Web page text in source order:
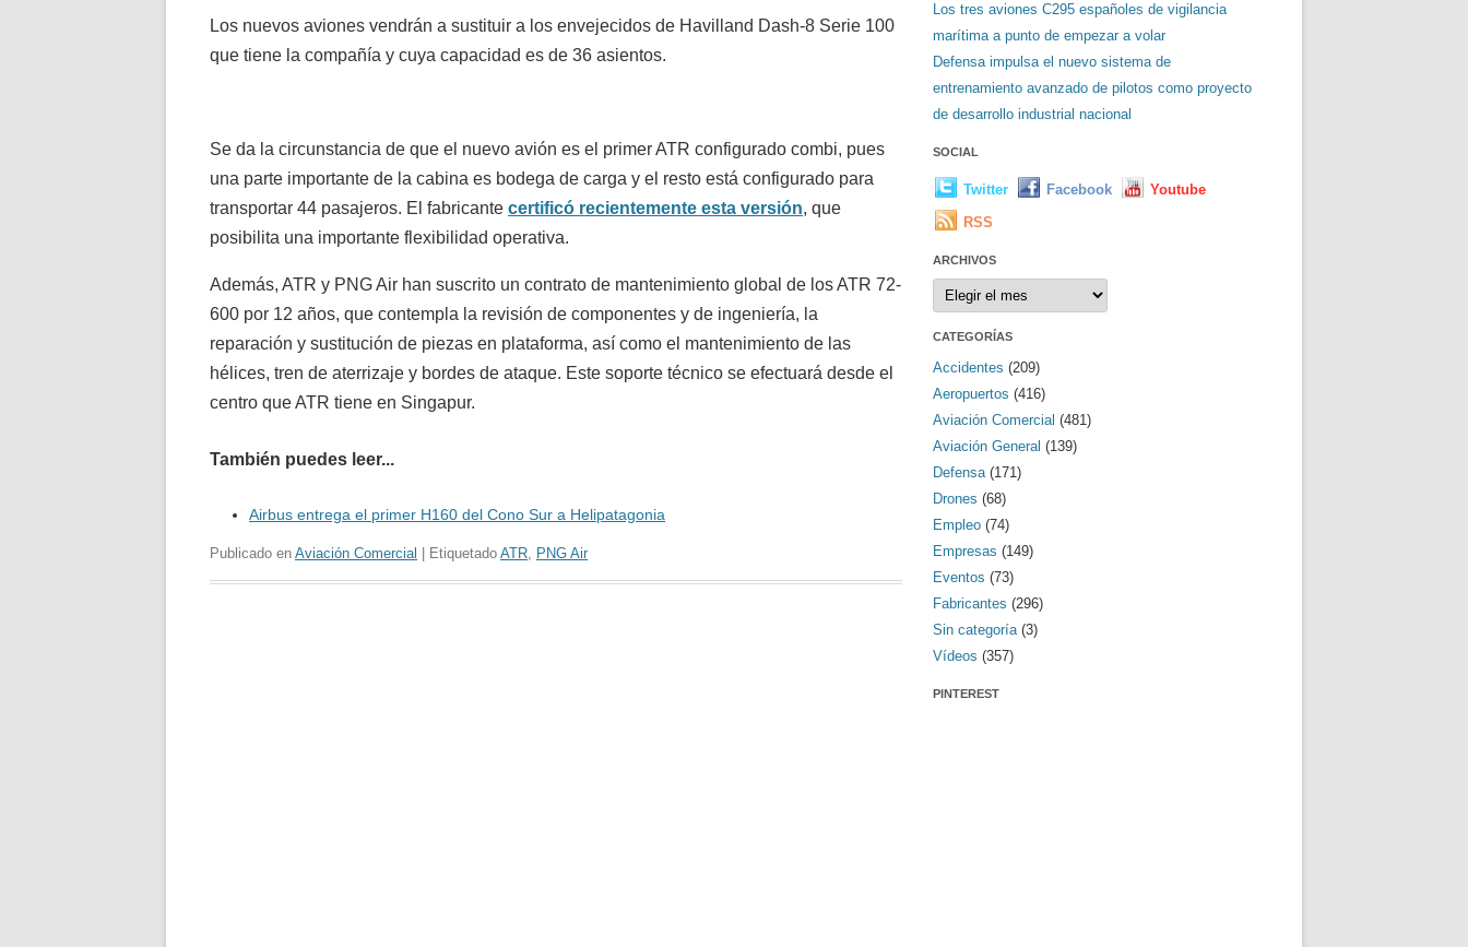
Los nuevos aviones vendrán a sustituir a los envejecidos de Havilland Dash-8 Serie 100
que tiene la compañía y cuya capacidad es de 36 asientos.
Se da la circunstancia de que el nuevo avión es el primer ATR configurado combi, pues
una parte importante de la cabina es bodega de carga y el resto está configurado para
transportar 44 pasajeros. El fabricante certificó recientemente esta versión, que
posibilita una importante flexibilidad operativa.
Además, ATR y PNG Air han suscrito un contrato de mantenimiento global de los ATR 72-
600 por 12 años, que contempla la revisión de componentes y de ingeniería, la
reparación y sustitución de piezas en plataforma, así como el mantenimiento de las
hélices, tren de aterrizaje y bordes de ataque. Este soporte técnico se efectuará desde el
centro que ATR tiene en Singapur.
También puedes leer...
Airbus entrega el primer H160 del Cono Sur a Helipatagonia
Publicado en Aviación Comercial | Etiquetado ATR PNG Air
Los tres aviones C295 españoles de vigilancia
marítima a punto de empezar a volar
Defensa impulsa el nuevo sistema de
entrenamiento avanzado de pilotos como proyecto
de desarrollo industrial nacional
SOCIAL
Twitter Facebook
Youtube
RSS
ARCHIVOS
Archivos
CATEGORÍAS
Accidentes (209)
Aeropuertos (416)
Aviación Comercial (481)
Aviación General (139)
Defensa(171)
Drones (68)
Empleo (74)
Empresas (149)
Eventos (73)
Fabricantes (296)
Sin categoría(3)
Vídeos (357)
PINTEREST